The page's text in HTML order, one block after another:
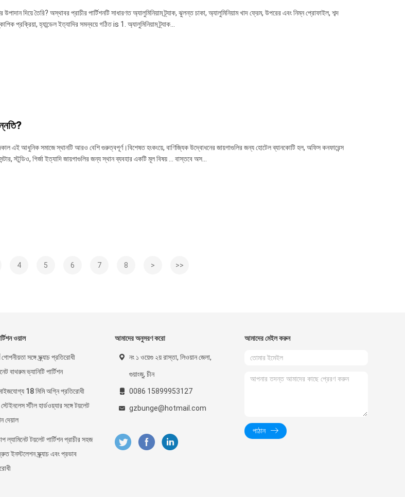
উপাদান দিয়ে তৈরি? অস্থাবর প্রাচীর পার্টিশনটি সাধারণত অ্যালুমিনিয়াম ট্র্যাক, ঝুলন্ত চাকা, অ্যালুমিনিয়াম খাদ ফ্রেম, উপরের এবং নিম্ন প্রোফাইল, শব্দ
প্রক্রিয়া, হ্যান্ডেল ইত্যাদির সমন্বয়ে গঠিত is 1. অ্যালুমিনিয়াম ট্র্যাক...
এই আধুনিক সমাজে স্থানটি আরও বেশি গুরুত্বপূর্ণ।বিশেষত হংকংয়ে, বাণিজ্যিক উদ্বোধনের জায়গাগুলির জন্য হোটেল ব্যানকোটি হল, অফিস কনফারেন্স
স্টুডিও, গির্জা ইত্যাদি জায়গাগুলির জন্য স্থান ব্যবহার একটি মূল বিষয় ... বাস্তবে অস...
4 5 6 7 8 > >>
ওয়াল
গোপনীয়তা সঙ্গে স্ক্র্যাচ প্রতিরোধী
বাথরুম ভ্যানিটি পার্টিশন
18 মিমি অগ্নি প্রতিরোধী
স্টীল হার্ডওয়্যার সঙ্গে টয়লেট
দেয়াল
ল্যামিনেট টয়লেট পার্টিশন প্রাচীর সহজ
ইনস্টলেশন স্ক্র্যাচ এবং প্রভাব
আমাদের অনুসরণ করো
নং ১ ওয়েগু ২য় রাস্তা, লিওয়ান জেলা,
গুয়াংজু, চীন
0086 15899953127
gzbunge@hotmail.com
আমাদের মেইল ​​করুন
পাঠান